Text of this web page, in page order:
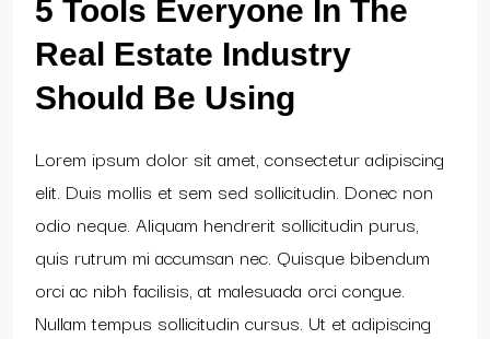
5 Tools Everyone In The
Real Estate Industry
Should Be Using
Lorem ipsum dolor sit amet, consectetur adipiscing
elit. Duis mollis et sem sed sollicitudin. Donec non
odio neque. Aliquam hendrerit sollicitudin purus,
quis rutrum mi accumsan nec. Quisque bibendum
orci ac nibh facilisis, at malesuada orci congue.
Nullam tempus sollicitudin cursus. Ut et adipiscing